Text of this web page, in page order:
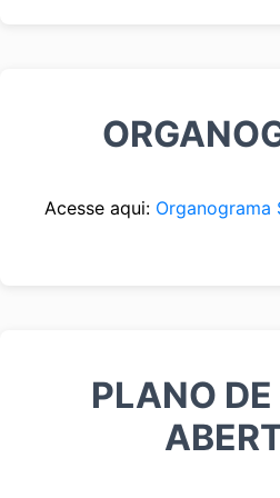
Acesse aqui: Organograma
PLANO